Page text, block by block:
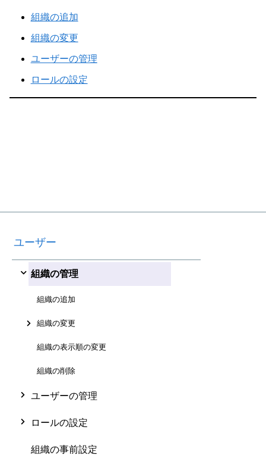
組織の追加
組織の変更
ユーザーの管理
ロールの設定
ユーザー
組織の管理
組織の追加
組織の変更
組織の表示順の変更
組織の削除
ユーザーの管理
ロールの設定
組織の事前設定